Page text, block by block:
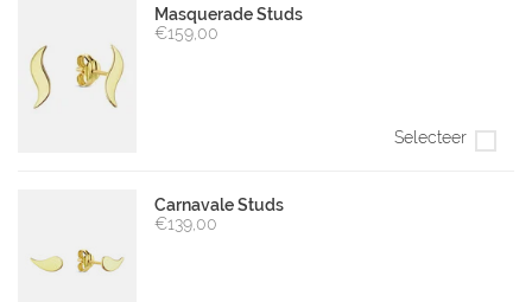
Masquerade Studs
€159,00
Selecteer
Carnavale Studs
€139,00